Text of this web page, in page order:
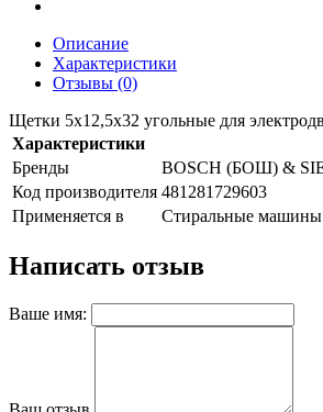
Описание
Характеристики
Отзывы (0)
Щетки 5х12,5х32 угольные для
Характеристики
Бренды
BOSCH (БОШ) &
Код производителя 481281729603
Применяется в
Стиральные машины
Написать отзыв
Ваше имя: